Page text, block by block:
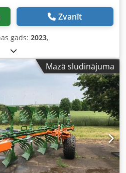
Zvanīt
gads: 2023,
Mazā sludinājuma